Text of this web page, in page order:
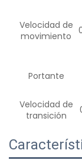
Velocidad de
movimiento
Portante
Velocidad de
transición